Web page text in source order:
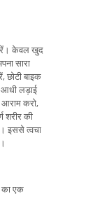
केवल खुद
सारा
छोटी बाइक
आधी लड़ाई
करो,
की
इससे त्वचा
का एक